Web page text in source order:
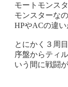
モートモンス
モンスターな
HPやACの違い
とにかく３周
序盤からティ
いう間に戦闘